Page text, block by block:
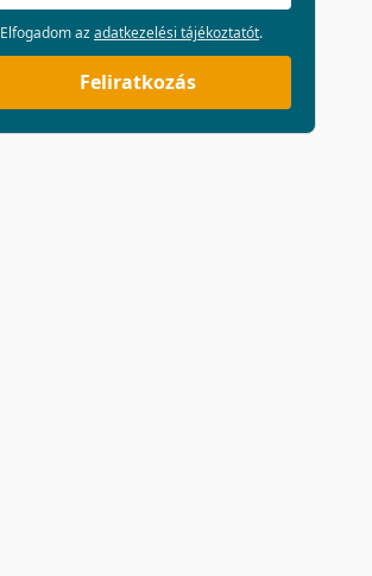
Elfogadom azadatkezelési tájékoztatót.
Feliratkozás